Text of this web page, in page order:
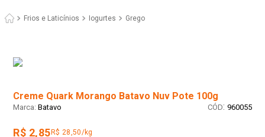
Frios e Laticínios Iogurtes Grego
Creme Quark Morango Batavo Nuv Pote 100g
Batavo : 960055
R$ 2,85 R$ 28,50/kg